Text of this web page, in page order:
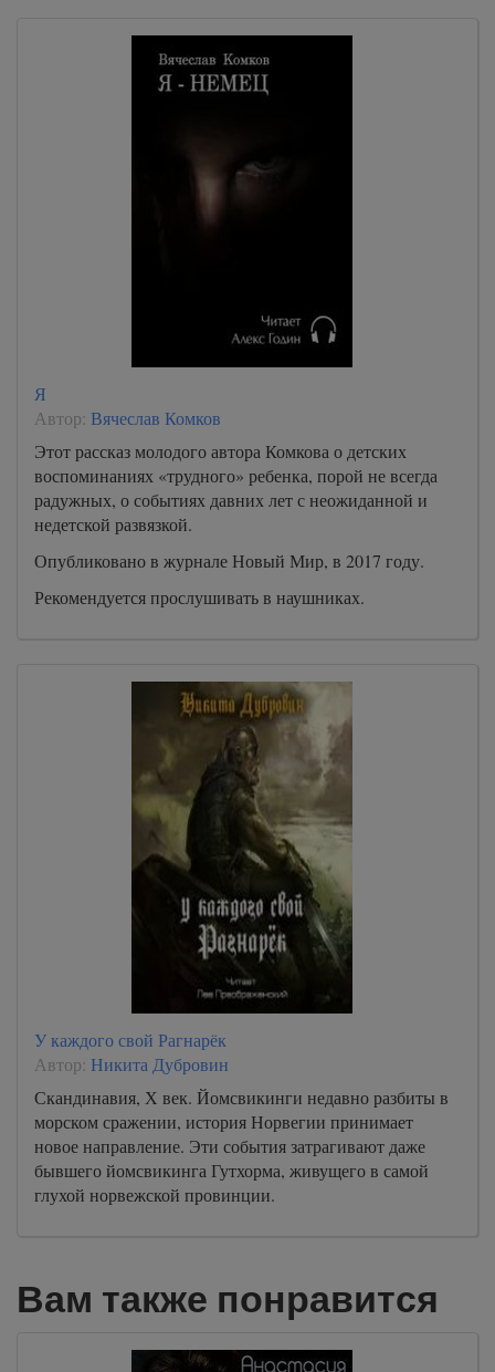
Я
Автор: Вячеслав Комков
Этот рассказ молодого автора Комкова о детских
воспоминаниях «трудного» ребенка, порой не всегда
радужных, о событиях давних лет с неожиданной и
недетской развязкой.
Опубликовано в журнале Новый Мир, в 2017 году.
Рекомендуется прослушивать в наушниках.
У каждого свой Рагнарёк
Автор: Никита Дубровин
Скандинавия, Х век. Йомсвикинги недавно разбиты в
морском сражении, история Норвегии принимает
новое направление. Эти события затрагивают даже
бывшего йомсвикинга Гутхорма, живущего в самой
глухой норвежской провинции.
Вам также понравится